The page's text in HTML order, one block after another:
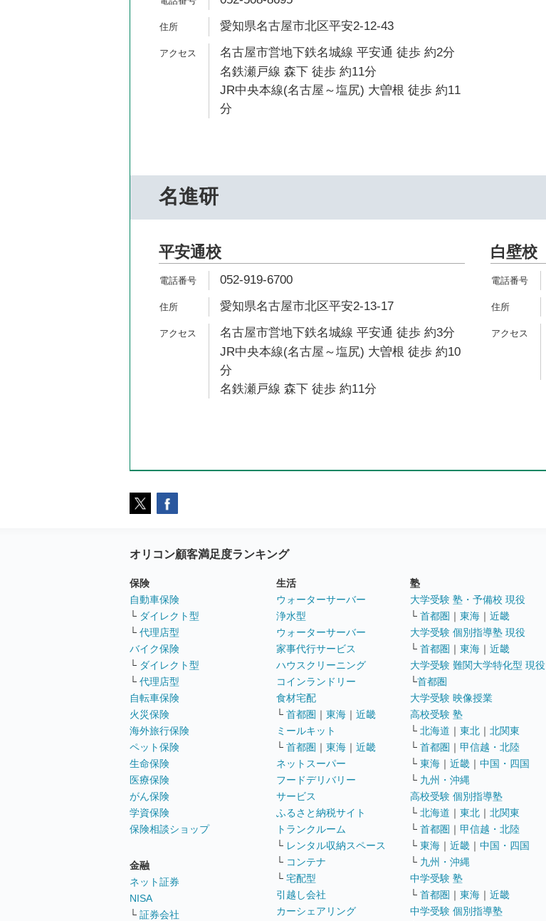
愛知県名古屋市北区平安2-12-43
名古屋市営地下鉄名城線 平安通 徒歩 約2分
名鉄瀬戸線 森下 徒歩 約11分
JR中央本線(名古屋～塩尻) 大曽根 徒歩 約11
分
名進研
平安通校
052-919-6700
愛知県名古屋市北区平安2-13-17
名古屋市営地下鉄名城線 平安通 徒歩 約3分
JR中央本線(名古屋～塩尻) 大曽根 徒歩 約10
分
名鉄瀬戸線 森下 徒歩 約11分
白壁校
オリコン顧客満足度ランキング
保険
自動車保険
└ ダイレクト型
└ 代理店型
バイク保険
└ ダイレクト型
└ 代理店型
自転車保険
火災保険
海外旅行保険
ペット保険
生命保険
医療保険
がん保険
学資保険
保険相談ショップ
金融
ネット証券
NISA
└ 証券会社
生活
ウォーターサーバー
浄水型
ウォーターサーバー
家事代行サービス
ハウスクリーニング
コインランドリー
食材宅配
└ 首都圏 ｜ 東海 ｜ 近畿
ミールキット
└ 首都圏 ｜ 東海 ｜ 近畿
ネットスーパー
フードデリバリー
サービス
ふるさと納税サイト
トランクルーム
└ レンタル収納スペース
└ コンテナ
└ 宅配型
引越し会社
カーシェアリング
塾
大学受験 塾・予備校 現役
└ 首都圏 ｜ 東海 ｜ 近畿
大学受験 個別指導塾 現役
└ 首都圏 ｜ 東海 ｜ 近畿
大学受験 難関大学特化型 現役
└首都圏
大学受験 映像授業
高校受験 塾
└ 北海道 ｜ 東北 ｜ 北関東
└ 首都圏 ｜ 甲信越・北陸
└ 東海 ｜ 近畿 ｜ 中国・四国
└ 九州・沖縄
高校受験 個別指導塾
└ 北海道 ｜ 東北 ｜ 北関東
└ 首都圏 ｜ 甲信越・北陸
└ 東海 ｜ 近畿 ｜ 中国・四国
└ 九州・沖縄
中学受験 塾
└ 首都圏 ｜ 東海 ｜ 近畿
中学受験 個別指導塾